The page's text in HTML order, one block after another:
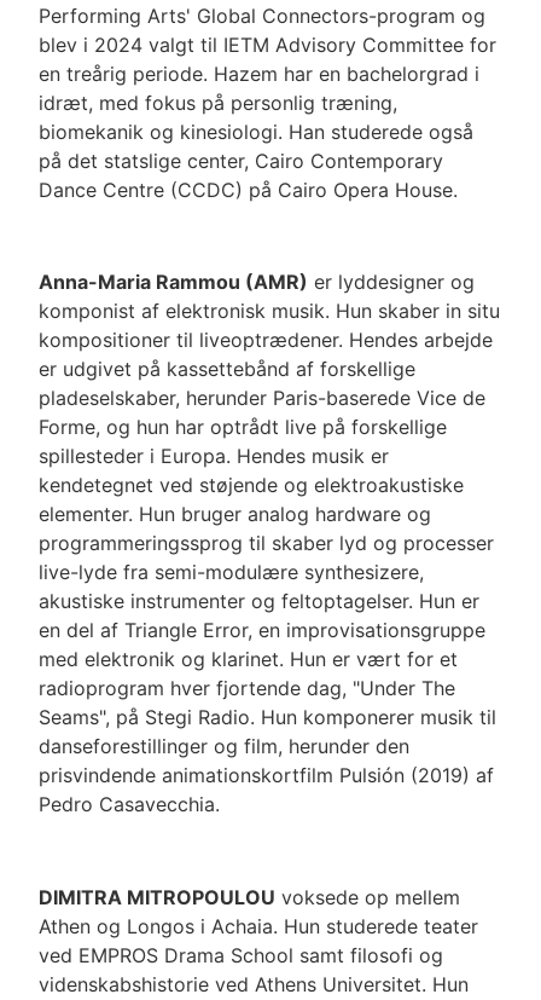
Performing Arts' Global Connectors-program og
blev i 2024 valgt til IETM Advisory Committee for
en treårig periode. Hazem har en bachelorgrad i
idræt, med fokus på personlig træning,
biomekanik og kinesiologi. Han studerede også
på det statslige center, Cairo Contemporary
Dance Centre (CCDC) på Cairo Opera House.
Anna-Maria Rammou (AMR) er lyddesigner og
komponist af elektronisk musik. Hun skaber in situ
kompositioner til liveoptrædener. Hendes arbejde
er udgivet på kassettebånd af forskellige
pladeselskaber, herunder Paris-baserede Vice de
Forme, og hun har optrådt live på forskellige
spillesteder i Europa. Hendes musik er
kendetegnet ved støjende og elektroakustiske
elementer. Hun bruger analog hardware og
programmeringssprog til skaber lyd og processer
live-lyde fra semi-modulære synthesizere,
akustiske instrumenter og feltoptagelser. Hun er
en del af Triangle Error, en improvisationsgruppe
med elektronik og klarinet. Hun er vært for et
radioprogram hver fjortende dag, "Under The
Seams", på Stegi Radio. Hun komponerer musik til
danseforestillinger og film, herunder den
prisvindende animationskortfilm Pulsión (2019) af
Pedro Casavecchia.
DIMITRA MITROPOULOU voksede op mellem
Athen og Longos i Achaia. Hun studerede teater
ved EMPROS Drama School samt filosofi og
videnskabshistorie ved Athens Universitet. Hun